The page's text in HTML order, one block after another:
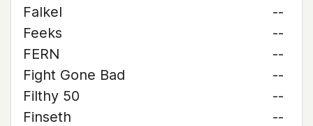
Falkel
--
Feeks
--
FERN
--
Fight Gone Bad
--
Filthy 50
--
Finseth
--